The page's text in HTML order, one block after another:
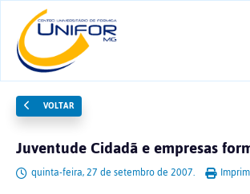
VOLTAR
Juventude Cidadã e empresas
quinta-feira, 27 de setembro de 2007.